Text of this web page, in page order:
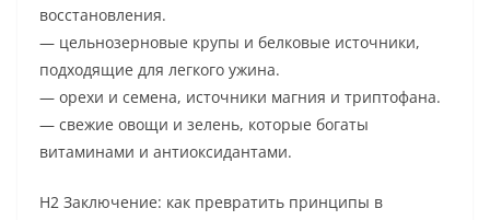
восстановления.
— цельнозерновые крупы и белковые источники,
подходящие для легкого ужина.
— орехи и семена, источники магния и триптофана.
— свежие овощи и зелень, которые богаты
витаминами и антиоксидантами.
H2 Заключение: как превратить принципы в